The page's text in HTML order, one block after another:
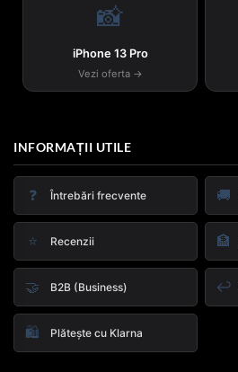
📸
iPhone 13 Pro
Vezi oferta →
INFORMAȚII UTILE
❓ Întrebări frecvente 🚚
⭐ Recenzii 🏦
🤝 B2B (Business) ↩️
🛍️ Plătește cu Klarna